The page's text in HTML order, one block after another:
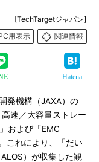
[TechTargetジャパン]
用表示
関連情報
Hatena
発機構（JAXA）の
速／大容量ストレー
および「EMC
これにより、「だい
）が収集した観